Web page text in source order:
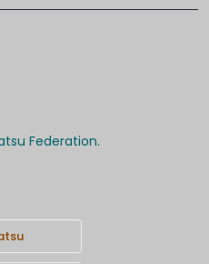
Federation.